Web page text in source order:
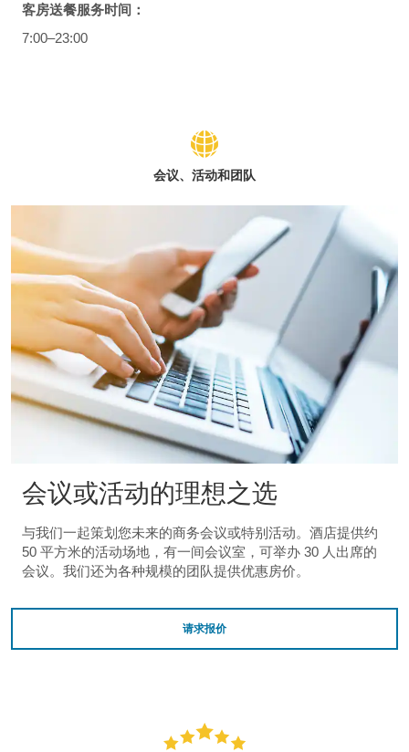
客房送餐服务时间：
7:00–23:00
会议、活动和团队
会议或活动的理想之选
与我们一起策划您未来的商务会议或特别活动。酒店提供约
50 平方米的活动场地，有一间会议室，可举办 30 人出席的
会议。我们还为各种规模的团队提供优惠房价。
请求报价